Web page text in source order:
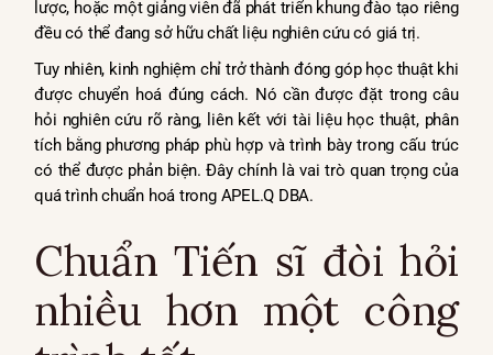
lược, hoặc một giảng viên đã phát triển khung đào tạo riêng
đều có thể đang sở hữu chất liệu nghiên cứu có giá trị.
Tuy nhiên, kinh nghiệm chỉ trở thành đóng góp học thuật khi
được chuyển hoá đúng cách. Nó cần được đặt trong câu
hỏi nghiên cứu rõ ràng, liên kết với tài liệu học thuật, phân
tích bằng phương pháp phù hợp và trình bày trong cấu trúc
có thể được phản biện. Đây chính là vai trò quan trọng của
quá trình chuẩn hoá trong APEL.Q DBA.
Chuẩn Tiến sĩ đòi hỏi
nhiều hơn một công